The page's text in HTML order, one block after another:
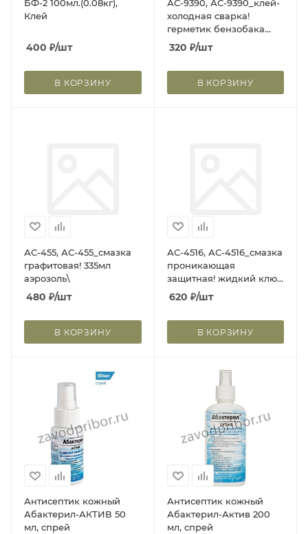
БФ-2 100мл.(0.08кг),
Клей
400 ₽/шт
В КОРЗИНУ
АС-9390, АС-9390_клей-
холодная сварка!
герметик бензобака
Total Bond, 55г\
320 ₽/шт
В КОРЗИНУ
АС-455, АС-455_смазка
графитовая! 335мл
аэрозоль\
480 ₽/шт
В КОРЗИНУ
АС-4516, АС-4516_смазка
проникающая
защитная! жидкий ключ
650мл аэрозоль\
620 ₽/шт
В КОРЗИНУ
Антисептик кожный
Абактерил-АКТИВ 50
мл, спрей
Антисептик кожный
Абактерил-Актив 200
мл, спрей